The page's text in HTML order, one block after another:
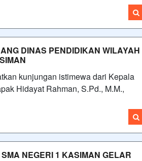
DINAS PENDIDIKAN WILAYAH
kunjungan istimewa dari Kepala
Hidayat Rahman, S.Pd., M.M.,
NEGERI 1 KASIMAN GELAR